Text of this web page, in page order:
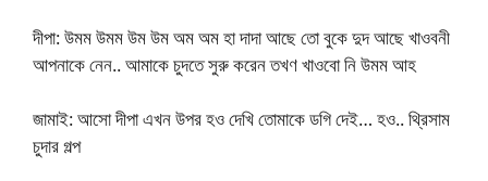
দীপা: উমম উমম উম উম অম অম হা দাদা আছে তো বুকে দুদ আছে খাওবনী
আপনাকে নেন.. আমাকে চুদতে সুরু করেন তখণ খাওবো নি উমম আহ
জামাই: আসো দীপা এখন উপর হও দেখি তোমাকে ডগি দেই… হও.. থ্রিসাম
চুদার গল্প